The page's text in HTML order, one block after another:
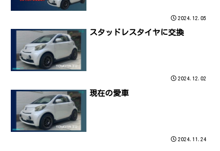
2024.12.05
スタッドレスタイヤに交換
2024.12.02
現在の愛車
2024.11.24